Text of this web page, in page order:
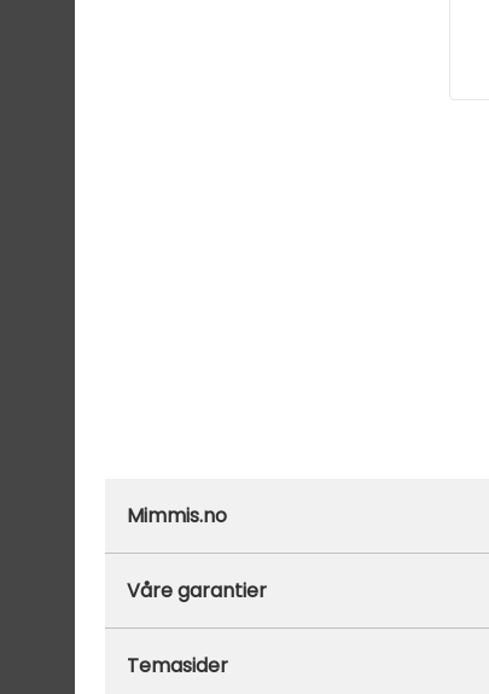
Mimmis.no
Ofte stilte spørsmål
Vår miljøpolicy
Våre garantier
Temasider